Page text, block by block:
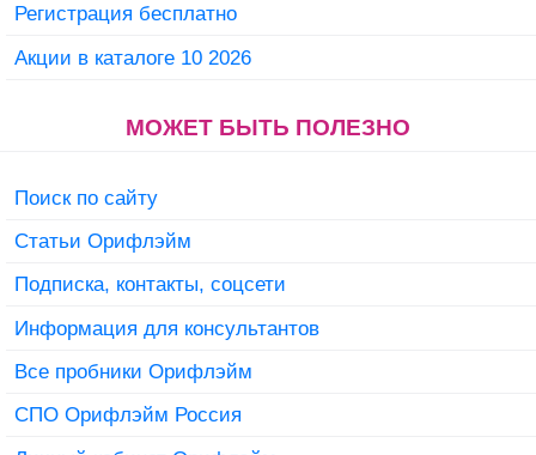
Регистрация бесплатно
Акции в каталоге 10 2026
МОЖЕТ БЫТЬ ПОЛЕЗНО
Поиск по сайту
Статьи Орифлэйм
Подписка, контакты, соцсети
Информация для консультантов
Все пробники Орифлэйм
СПО Орифлэйм Россия